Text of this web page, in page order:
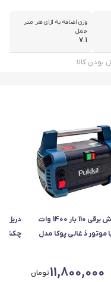
وزن اضافه به ازای هر متر
حمل
7.1
بودن کالا
کارواش برقی 110 بار 1400 وات
موتور ذغالی پوکا مدل
11,800,000تومان
دریل